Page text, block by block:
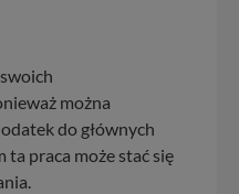
można
do głównych
ta praca może stać się